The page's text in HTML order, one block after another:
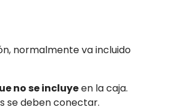
normalmente va incluido
no se incluyeen la caja.
se deben conectar.